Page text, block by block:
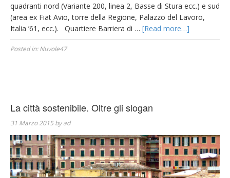
quadranti nord (Variante 200, linea 2, Basse di Stura ecc.) e sud
(area ex Fiat Avio, torre della Regione, Palazzo del Lavoro,
Italia ’61, ecc.). Quartiere Barriera di … [Read more…]
Posted in:Nuvole47
La città sostenibile. Oltre gli slogan
31 Marzo 2015 byad